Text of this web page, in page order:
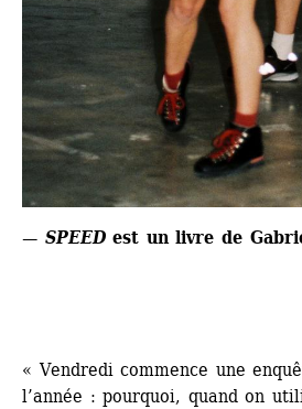
— SPEEDest un livre de
« Vendredi commence une
l’année : pourquoi, quand on